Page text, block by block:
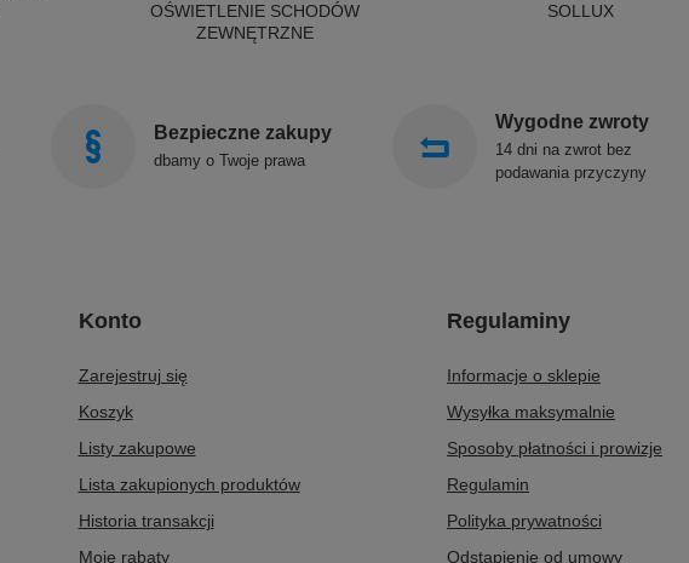
OŚWIETLENIE SCHODÓW
ZEWNĘTRZNE
SOLLUX
Bezpieczne zakupy
dbamy o Twoje prawa
Wygodne zwroty
14 dni na zwrot bez
podawania przyczyny
Konto
Zarejestruj się
Koszyk
Listy zakupowe
Lista zakupionych produktów
Historia transakcji
Moje rabaty
Regulaminy
Informacje o sklepie
Wysyłka maksymalnie
Sposoby płatności i prowizje
Regulamin
Polityka prywatności
Odstąpienie od umowy